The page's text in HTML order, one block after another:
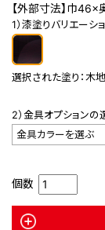
【外部寸法】巾
1）漆塗りバリエーシ
選択された塗り： 木
2）金具オプションの
金具カラーを選ぶ
個数